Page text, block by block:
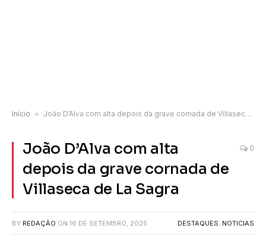
Início » João D’Alva com alta depois da grave cornada de Villaseca de La Sagra
João D’Alva com alta
depois da grave cornada de
Villaseca de La Sagra
0
BY REDAÇÃO ON 16 DE SETEMBRO, 2025 DESTAQUES, NOTICIAS